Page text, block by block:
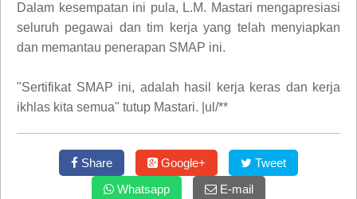
Dalam kesempatan ini pula, L.M. Mastari mengapresiasi
seluruh pegawai dan tim kerja yang telah menyiapkan
dan memantau penerapan SMAP ini.
"Sertifikat SMAP ini, adalah hasil kerja keras dan kerja
ikhlas kita semua" tutup Mastari. |ul/**
Share Google+
Tweet
Whatsapp
E-mail